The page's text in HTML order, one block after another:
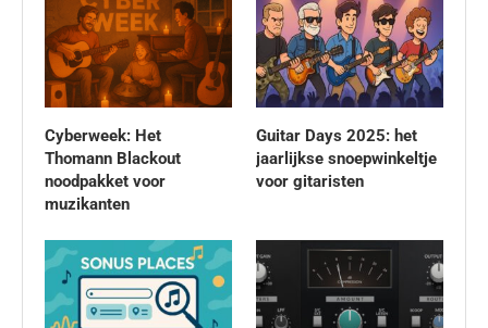
Cyberweek: Het
Thomann Blackout
noodpakket voor
muzikanten
Guitar Days 2025: het
jaarlijkse snoepwinkeltje
voor gitaristen